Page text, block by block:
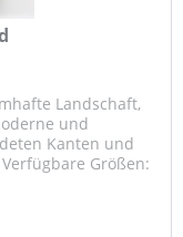
Landschaft,
und
Kanten und
Größen: